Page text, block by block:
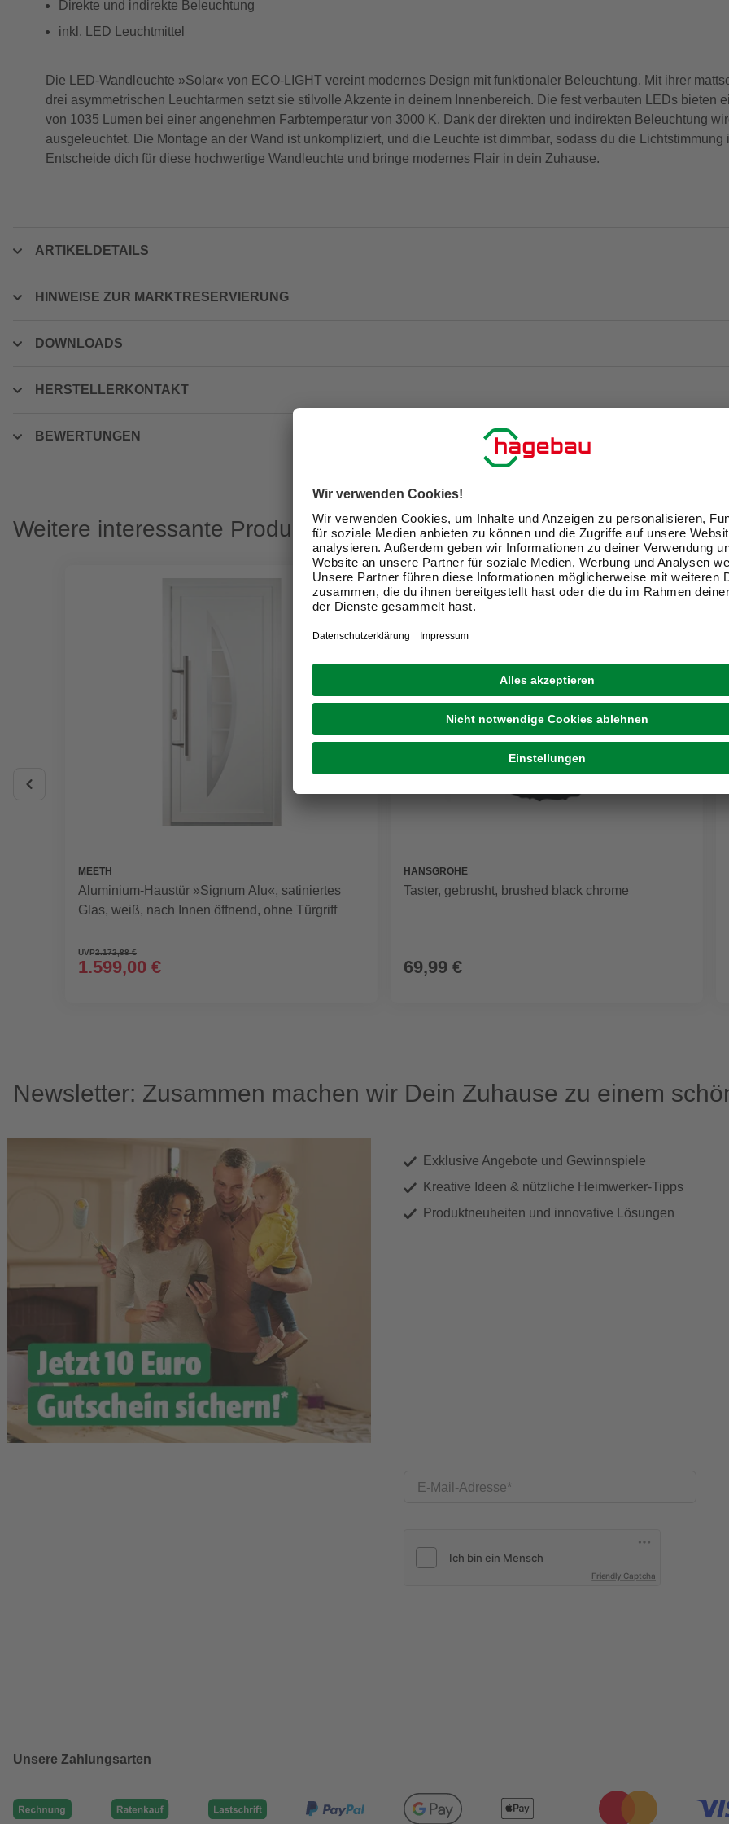
Direkte und indirekte Beleuchtung
inkl. LED Leuchtmittel
Die LED-Wandleuchte »Solar« von ECO-LIGHT vereint modernes Design mit funktionaler Beleuchtung. Mit ihrer
drei asymmetrischen Leuchtarmen setzt sie stilvolle Akzente in deinem Innenbereich. Die fest verbauten LEDs bieten
von 1035 Lumen bei einer angenehmen Farbtemperatur von 3000 K. Dank der direkten und indirekten Beleuchtung
ausgeleuchtet. Die Montage an der Wand ist unkompliziert, und die Leuchte ist dimmbar, sodass du die
Entscheide dich für diese hochwertige Wandleuchte und bringe modernes Flair in dein Zuhause.
ARTIKELDETAILS
HINWEISE ZUR MARKTRESERVIERUNG
DOWNLOADS
HERSTELLERKONTAKT
BEWERTUNGEN
Weitere interessante Produkte
MEETH
Aluminium-Haustür »Signum Alu«, satiniertes
Glas, weiß, nach Innen öffnend, ohne Türgriff
UVP2.172,88 €
1.599,00 €
HANSGROHE
Taster, gebrusht, brushed black chrome
69,99 €
Newsletter: Zusammen machen wir Dein Zuhause zu einem
Exklusive Angebote und Gewinnspiele
Kreative Ideen & nützliche Heimwerker-Tipps
Produktneuheiten und innovative Lösungen
E-Mail-Adresse
Friendly Captcha
Unsere Zahlungsarten